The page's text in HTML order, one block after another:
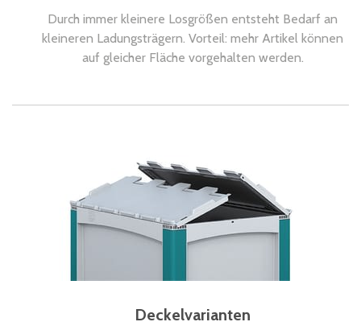
Durch immer kleinere Losgrößen entsteht Bedarf an
kleineren Ladungsträgern. Vorteil: mehr Artikel können
auf gleicher Fläche vorgehalten werden.
Deckelvarianten